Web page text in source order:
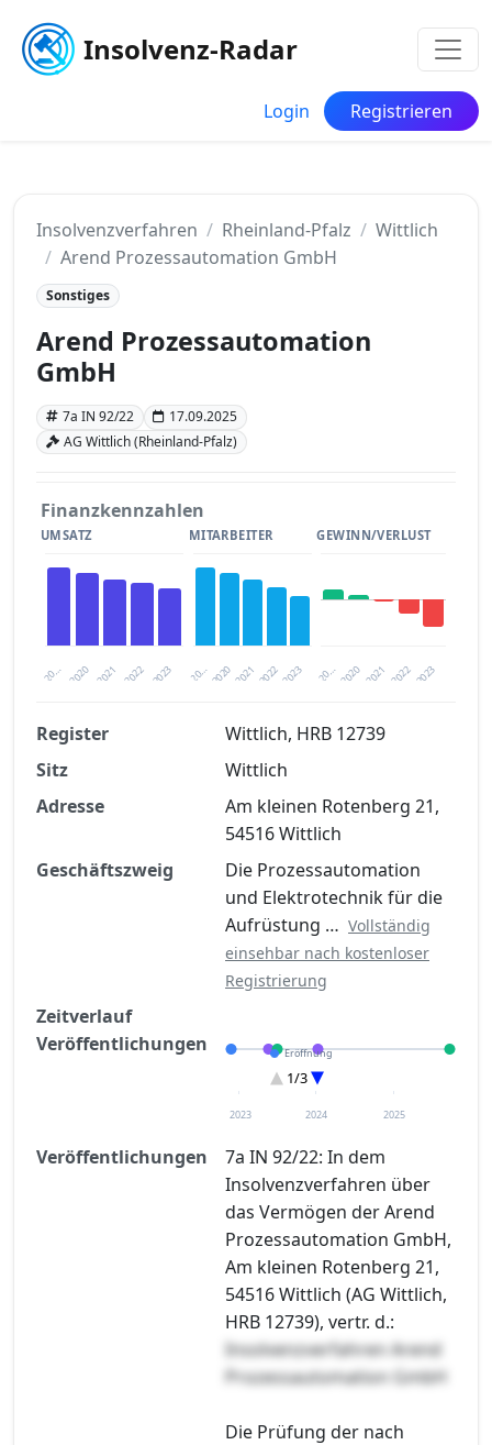
Insolvenz-Radar
Login Registrieren
Insolvenzverfahren Rheinland-Pfalz
Wittlich
Arend Prozessautomation GmbH
Sonstiges
Arend Prozessautomation
GmbH
7a IN 92/22
17.09.2025
AG Wittlich (Rheinland-Pfalz)
Finanzkennzahlen
UMSATZ
20… 2021 2023
2020 2022
MITARBEITER
20… 2021 2023
2020 2022
GEWINN/VERLUST
20… 2021 2023
2020 2022
Finanzkennzahlen nach kostenloser
Registrierung verfügbar
Jetzt kostenlos registrieren
Register
Wittlich, HRB 12739
Sitz
Wittlich
Adresse
Am kleinen Rotenberg 21,
54516 Wittlich
Geschäftszweig
Die Prozessautomation
und Elektrotechnik für die
Aufrüstung … Vollständig
einsehbar nach kostenloser
Registrierung
Zeitverlauf
Veröffentlichungen
Eröffnung
Entscheidung im Verfahren
Sonstiges
1/3
2023 2024 2025
Veröffentlichungen
7a IN 92/22: In dem
Insolvenzverfahren über
das Vermögen der Arend
Prozessautomation GmbH,
Am kleinen Rotenberg 21,
54516 Wittlich (AG Wittlich,
HRB 12739), vertr. d.:
Insolvenzverfahren Arend
Prozessautomation GmbH
Die Prüfung der nach